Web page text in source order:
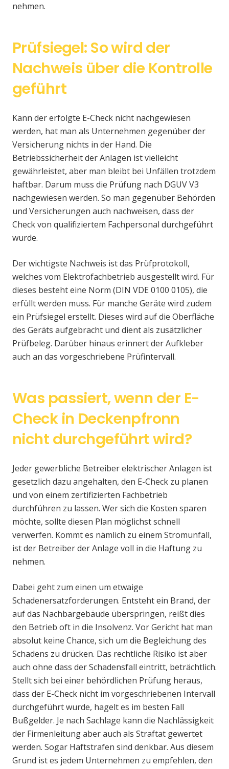
nehmen.
Prüfsiegel: So wird der
Nachweis über die Kontrolle
geführt
Kann der erfolgte E-Check nicht nachgewiesen
werden, hat man als Unternehmen gegenüber der
Versicherung nichts in der Hand. Die
Betriebssicherheit der Anlagen ist vielleicht
gewährleistet, aber man bleibt bei Unfällen trotzdem
haftbar. Darum muss die Prüfung nach DGUV V3
nachgewiesen werden. So man gegenüber Behörden
und Versicherungen auch nachweisen, dass der
Check von qualifiziertem Fachpersonal durchgeführt
wurde.
Der wichtigste Nachweis ist das Prüfprotokoll,
welches vom Elektrofachbetrieb ausgestellt wird. Für
dieses besteht eine Norm (DIN VDE 0100 0105), die
erfüllt werden muss. Für manche Geräte wird zudem
ein Prüfsiegel erstellt. Dieses wird auf die Oberfläche
des Geräts aufgebracht und dient als zusätzlicher
Prüfbeleg. Darüber hinaus erinnert der Aufkleber
auch an das vorgeschriebene Prüfintervall.
Was passiert, wenn der E-
Check in Deckenpfronn
nicht durchgeführt wird?
Jeder gewerbliche Betreiber elektrischer Anlagen ist
gesetzlich dazu angehalten, den E-Check zu planen
und von einem zertifizierten Fachbetrieb
durchführen zu lassen. Wer sich die Kosten sparen
möchte, sollte diesen Plan möglichst schnell
verwerfen. Kommt es nämlich zu einem Stromunfall,
ist der Betreiber der Anlage voll in die Haftung zu
nehmen.
Dabei geht zum einen um etwaige
Schadenersatzforderungen. Entsteht ein Brand, der
auf das Nachbargebäude überspringen, reißt dies
den Betrieb oft in die Insolvenz. Vor Gericht hat man
absolut keine Chance, sich um die Begleichung des
Schadens zu drücken. Das rechtliche Risiko ist aber
auch ohne dass der Schadensfall eintritt, beträchtlich.
Stellt sich bei einer behördlichen Prüfung heraus,
dass der E-Check nicht im vorgeschriebenen Intervall
durchgeführt wurde, hagelt es im besten Fall
Bußgelder. Je nach Sachlage kann die Nachlässigkeit
der Firmenleitung aber auch als Straftat gewertet
werden. Sogar Haftstrafen sind denkbar. Aus diesem
Grund ist es jedem Unternehmen zu empfehlen, den